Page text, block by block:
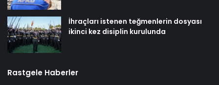
İhraçları istenen teğmenlerin dosyası
ikinci kez disiplin kurulunda
Rastgele Haberler